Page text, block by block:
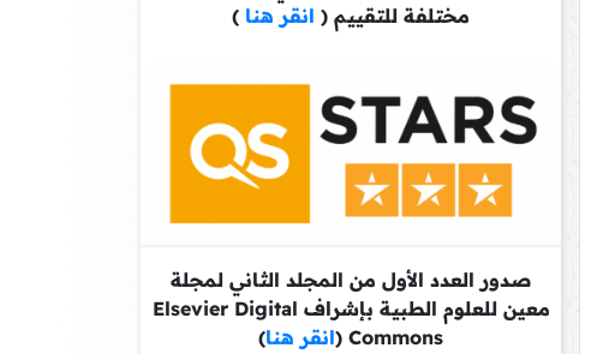
مختلفة للتقييم ( انقر هنا )
صدور العدد الأول من المجلد الثاني لمجلة
معين للعلوم الطبية بإشراف Elsevier Digital
Commons ( انقر هنا)